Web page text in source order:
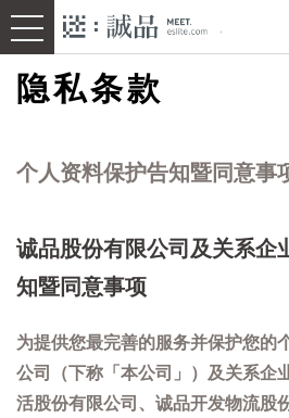
隐私条款
个人资料保护告知暨同意事
诚品股份有限公司及关系企
知暨同意事项
为提供您最完善的服务并保护您的
公司（下称「本公司」）及关系企
活股份有限公司、诚品开发物流股